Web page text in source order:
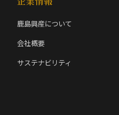
鹿島興産について
会社概要
サステナビリティ